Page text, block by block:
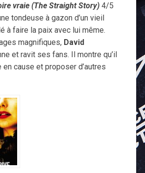
vraie (The Straight Story) 4/5
tondeuse à gazon d’un vieil
à faire la paix avec lui même.
magnifiques, David
et ravit ses fans. Il montre qu’il
cause et proposer d’autres